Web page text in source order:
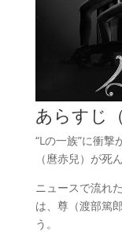
あらすじ
“Lの一族”に衝
（麿赤兒）が死
ニュースで流れ
は、尊（渡部篤
う。